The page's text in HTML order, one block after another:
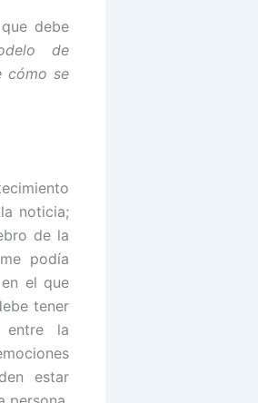
debe
de
cómo se
noticia;
de la
podía
el que
tener
entre la
estar